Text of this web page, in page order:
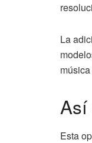
La
Así
Esta